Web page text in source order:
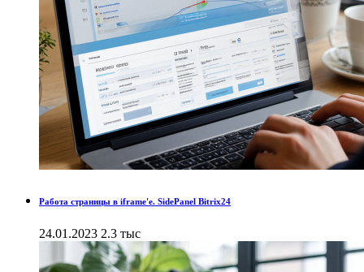
Работа страницы в iframe'е. SidePanel Bitrix24
24.01.2023 2.3 тыс